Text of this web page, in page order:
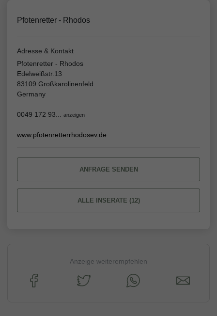
Pfotenretter - Rhodos
Adresse & Kontakt
Pfotenretter - Rhodos
Edelweißstr.13
83109 Großkarolinenfeld
Germany
0049 172 93... anzeigen
www.pfotenretterrhodosev.de
ANFRAGE SENDEN
ALLE INSERATE (12)
Anzeige weiterempfehlen